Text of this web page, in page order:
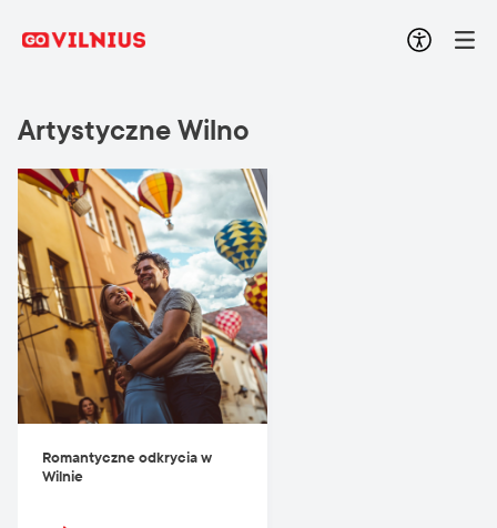
Artystyczne Wilno
Romantyczne odkrycia w
Wilnie